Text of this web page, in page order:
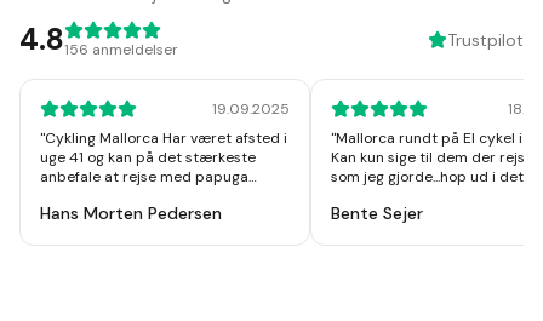
4.8156 anmeldelser Trustpilot
19.09.2025
"Cykling Mallorca Har været afsted i
uge 41 og kan på det stærkeste
anbefale at rejse med papuga
til slut, modtog en app hvor alt var
Hans Morten Pedersen
"Mallorca rundt på El cykel i
Kan kun sige til dem der rejser
som jeg gjorde...hop ud i det, I
mennesker, omgivelser og
Bente Sejer